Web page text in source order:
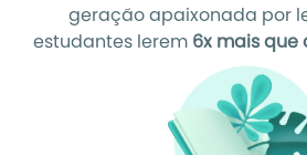
geração apaixonada por
estudantes lerem 6x mais que